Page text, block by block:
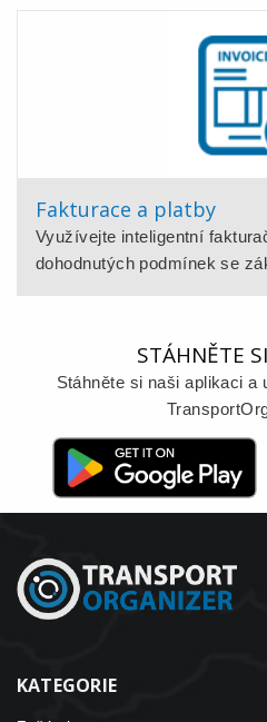
Fakturace a platby
Využívejte inteligentní
dohodnutých podmínek se
STÁHNĚTE
Stáhněte si naši aplikaci
KATEGORIE